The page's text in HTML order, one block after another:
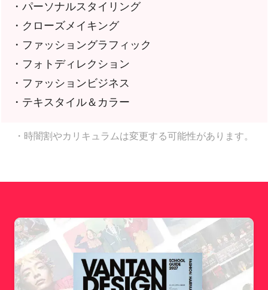
・パーソナルスタイリング
・クローズメイキング
・ファッショングラフィック
・フォトディレクション
・ファッションビジネス
・テキスタイル＆カラー
・時闇割やカリキュラムは変更する可能性があります。